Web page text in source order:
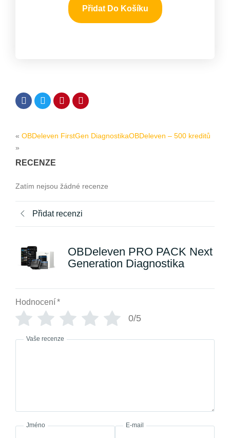
Přidat Do Košíku
« OBDeleven FirstGen DiagnostikaOBDeleven – 500 kreditů
»
RECENZE
Zatím nejsou žádné recenze
Přidat recenzi
OBDeleven PRO PACK Next
Generation Diagnostika
Hodnocení*
0/5
Vaše recenze
Jméno E-mail